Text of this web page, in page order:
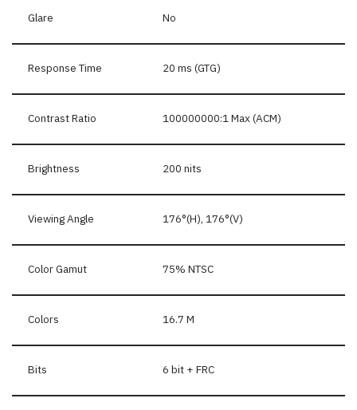
Glare No
Response Time 20 ms (GTG)
Contrast Ratio 100000000:1 Max (ACM)
Brightness 200 nits
Viewing Angle 176°(H), 176°(V)
Color Gamut 75% NTSC
Colors 16.7 M
Bits 6 bit + FRC